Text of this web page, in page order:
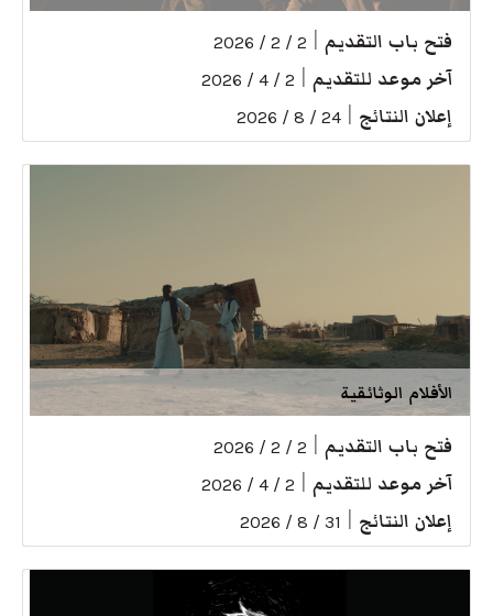
فتح باب التقديم 2 / 2 / 2026
آخر موعد للتقديم 2 / 4 / 2026
إعلان النتائج 24 / 8 / 2026
الأفلام الوثائقية
فتح باب التقديم 2 / 2 / 2026
آخر موعد للتقديم 2 / 4 / 2026
إعلان النتائج 31 / 8 / 2026